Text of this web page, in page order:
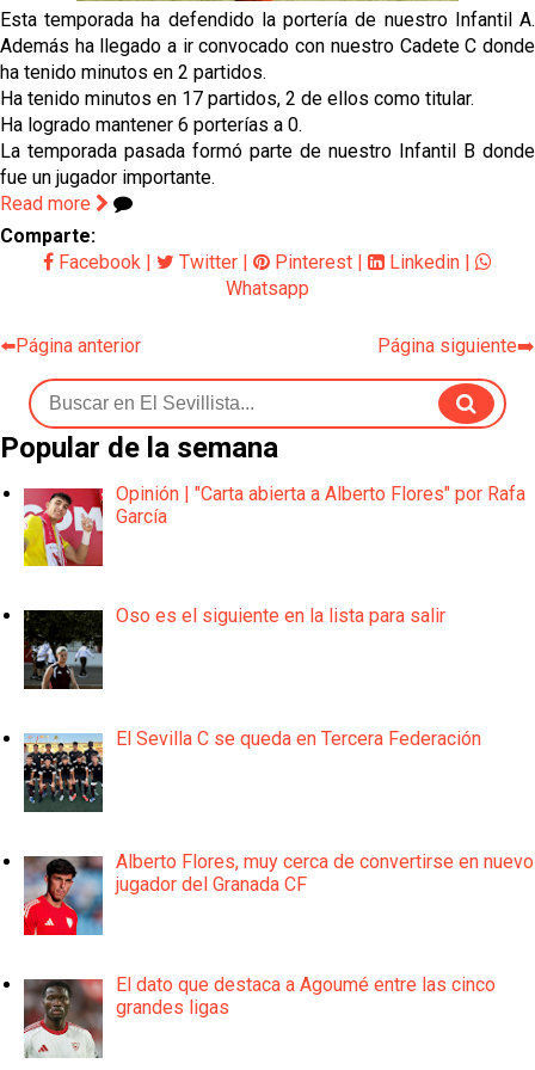
mercado
OFICIAL | Juanlu se marcha al Bournemouth
El Sevilla FC trabaja en la contratación de George
Ilenikhena
Joan Jordán podría tener al Estrela Amadora como
destino este lunes
El Sevilla FC Femenino ya conoce su rival para
Esta temporada ha defendido la portería de nuestro Infantil A.
Además ha llegado a ir convocado con nuestro Cadete C donde
ha tenido minutos en 2 partidos.
Ha tenido minutos en 17 partidos, 2 de ellos como titular.
Ha logrado mantener 6 porterías a 0.
La temporada pasada formó parte de nuestro Infantil B donde
fue un jugador importante.
Read more
Comparte:
Facebook
Twitter Pinterest Linkedin
Whatsapp
⬅️Página anterior Página siguiente➡️
Popular de la semana
Opinión | "Carta abierta a Alberto Flores" por Rafa
García
Oso es el siguiente en la lista para salir
El Sevilla C se queda en Tercera Federación
Alberto Flores, muy cerca de convertirse en nuevo
jugador del Granada CF
El dato que destaca a Agoumé entre las cinco
grandes ligas